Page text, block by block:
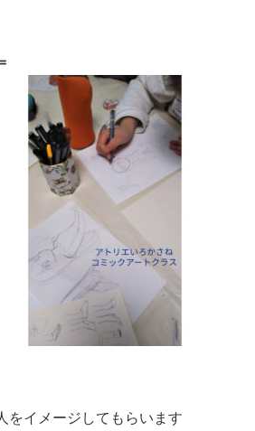
をイメージしてもらいます